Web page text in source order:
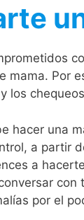
Por
los
hacer una
a partir
a
por el